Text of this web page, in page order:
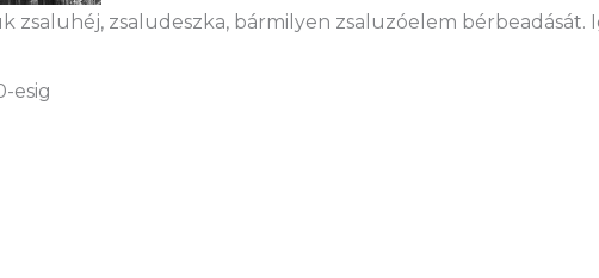
zsaluhéj, zsaludeszka, bármilyen zsaluzóelem bérbeadását.
esig